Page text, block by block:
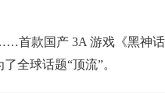
首款国产 3A 游戏《黑神
全球话题“顶流”。